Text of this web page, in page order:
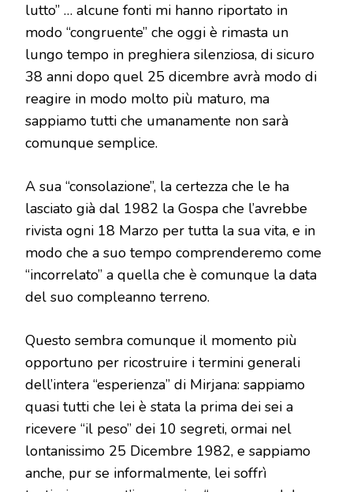
lutto” … alcune fonti mi hanno riportato in
modo “congruente” che oggi è rimasta un
lungo tempo in preghiera silenziosa, di sicuro
38 anni dopo quel 25 dicembre avrà modo di
reagire in modo molto più maturo, ma
sappiamo tutti che umanamente non sarà
comunque semplice.
A sua “consolazione”, la certezza che le ha
lasciato già dal 1982 la Gospa che l’avrebbe
rivista ogni 18 Marzo per tutta la sua vita, e in
modo che a suo tempo comprenderemo come
“incorrelato” a quella che è comunque la data
del suo compleanno terreno.
Questo sembra comunque il momento più
opportuno per ricostruire i termini generali
dell’intera “esperienza” di Mirjana: sappiamo
quasi tutti che lei è stata la prima dei sei a
ricevere “il peso” dei 10 segreti, ormai nel
lontanissimo 25 Dicembre 1982, e sappiamo
anche, pur se informalmente, lei soffrì